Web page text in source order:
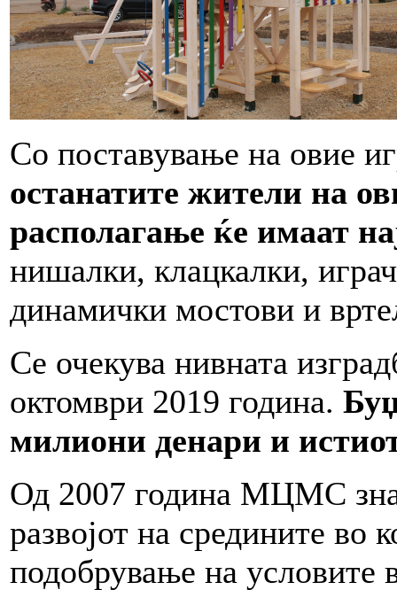
Со поставување на овие
останатите жители на
располагање ќе имаат
нишалки, клацкалки,
динамички мостови и
Се очекува нивната
октомври 2019 година.
милиони денари и
Од 2007 година МЦМС
развојот на средините во
подобрување на